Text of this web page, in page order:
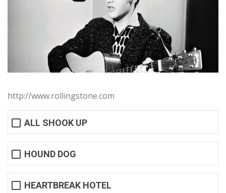
http://www.rollingstone.com
ALL SHOOK UP
HOUND DOG
HEARTBREAK HOTEL